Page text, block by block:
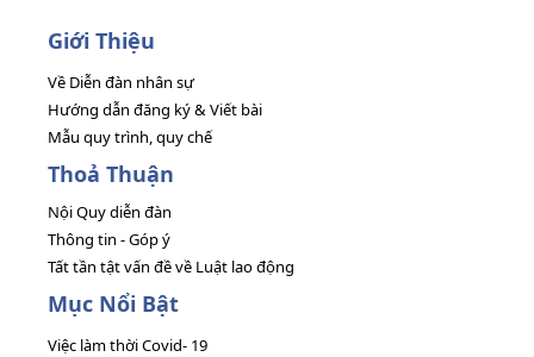
Giới Thiệu
Về Diễn đàn nhân sự
Hướng dẫn đăng ký & Viết bài
Mẫu quy trình, quy chế
Thoả Thuận
Nội Quy diễn đàn
Thông tin - Góp ý
Tất tần tật vấn đề về Luật lao động
Mục Nổi Bật
Việc làm thời Covid- 19